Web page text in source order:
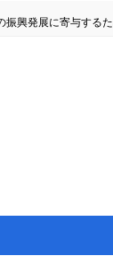
興発展に寄与する